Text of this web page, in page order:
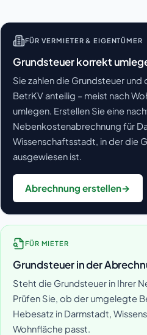
FÜR VERMIETER & EIGENTÜMER
Grundsteuer korrekt
Sie zahlen die Grundsteuer und
BetrKV anteilig – meist nach
umlegen. Erstellen Sie eine
Nebenkostenabrechnung für
Wissenschaftsstadt, in der die
ausgewiesen ist.
Abrechnung erstellen→
FÜR MIETER
Grundsteuer in der
Steht die Grundsteuer in Ihrer
Prüfen Sie, ob der umgelegte
Hebesatz in Darmstadt,
Wohnfläche passt.